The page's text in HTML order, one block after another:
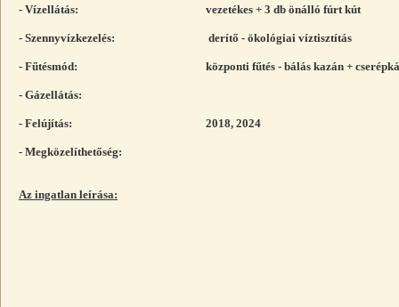
- Vízellátás: vezetékes + 3 db önálló fúrt kút
- Szennyvízkezelés: derítő - ökológiai víztisztítás
- Fűtésmód: központi fűtés - bálás kazán +
- Gázellátás:
- Felújítás: 2018, 2024
- Megközelíthetőség:
Az ingatlan leírása: